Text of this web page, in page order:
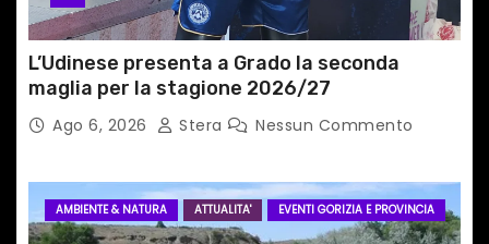
i
L’Udinese presenta a Grado la seconda
maglia per la stagione 2026/27
Ago 6, 2026 Stera Nessun Commento
AMBIENTE & NATURA ATTUALITA' EVENTI GORIZIA E PROVINCIA